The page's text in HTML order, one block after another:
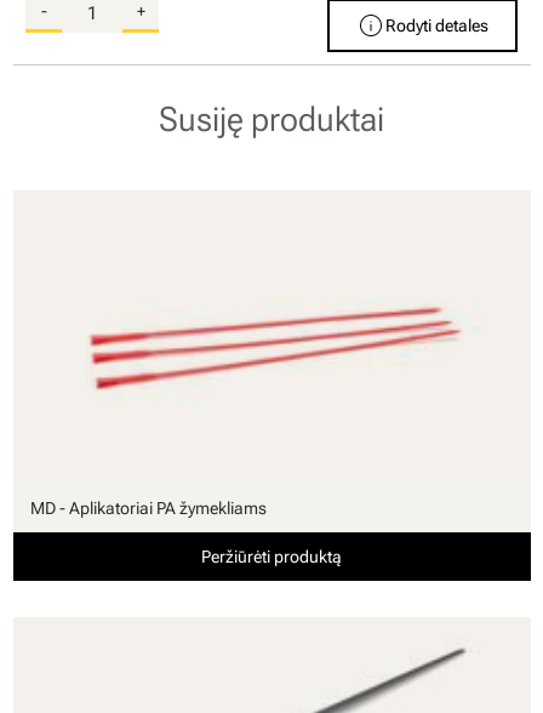
- + info Rodyti detales
Susiję produktai
MD - Aplikatoriai PA žymekliams
Peržiūrėti produktą